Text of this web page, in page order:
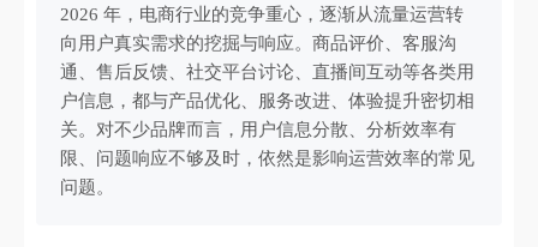
2026 年，电商行业的竞争重心，逐渐从流量运营转
向用户真实需求的挖掘与响应。商品评价、客服沟
通、售后反馈、社交平台讨论、直播间互动等各类用
户信息，都与产品优化、服务改进、体验提升密切相
关。对不少品牌而言，用户信息分散、分析效率有
限、问题响应不够及时，依然是影响运营效率的常见
问题。